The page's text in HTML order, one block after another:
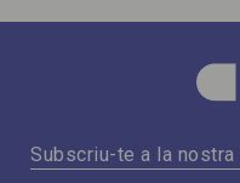
Subscriu-te a la